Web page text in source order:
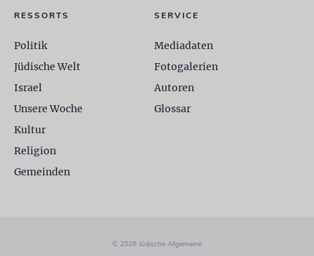
RESSORTS
Politik
Jüdische Welt
Israel
Unsere Woche
Kultur
Religion
Gemeinden
SERVICE
Mediadaten
Fotogalerien
Autoren
Glossar
© 2026 Jüdische Allgemeine